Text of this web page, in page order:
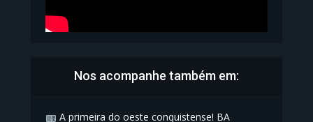
Nos acompanhe também em:
A primeira do oeste conquistense! BA